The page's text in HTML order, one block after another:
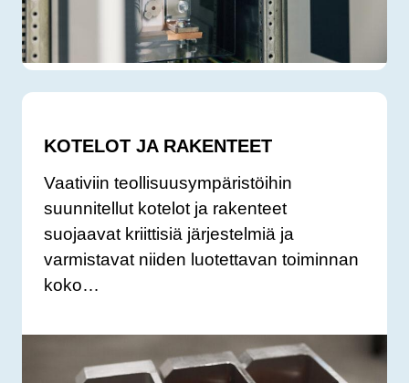
KOTELOT JA RAKENTEET
Vaativiin teollisuusympäristöihin
suunnitellut kotelot ja rakenteet
suojaavat kriittisiä järjestelmiä ja
varmistavat niiden luotettavan toiminnan
koko…